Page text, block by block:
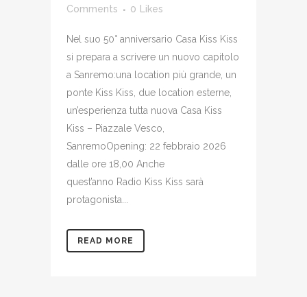
Comments
0 Likes
Nel suo 50° anniversario Casa Kiss Kiss
si prepara a scrivere un nuovo capitolo
a Sanremo:una location più grande, un
ponte Kiss Kiss, due location esterne,
un’esperienza tutta nuova Casa Kiss
Kiss – Piazzale Vesco,
SanremoOpening: 22 febbraio 2026
dalle ore 18,00 Anche
quest’anno Radio Kiss Kiss sarà
protagonista...
READ MORE